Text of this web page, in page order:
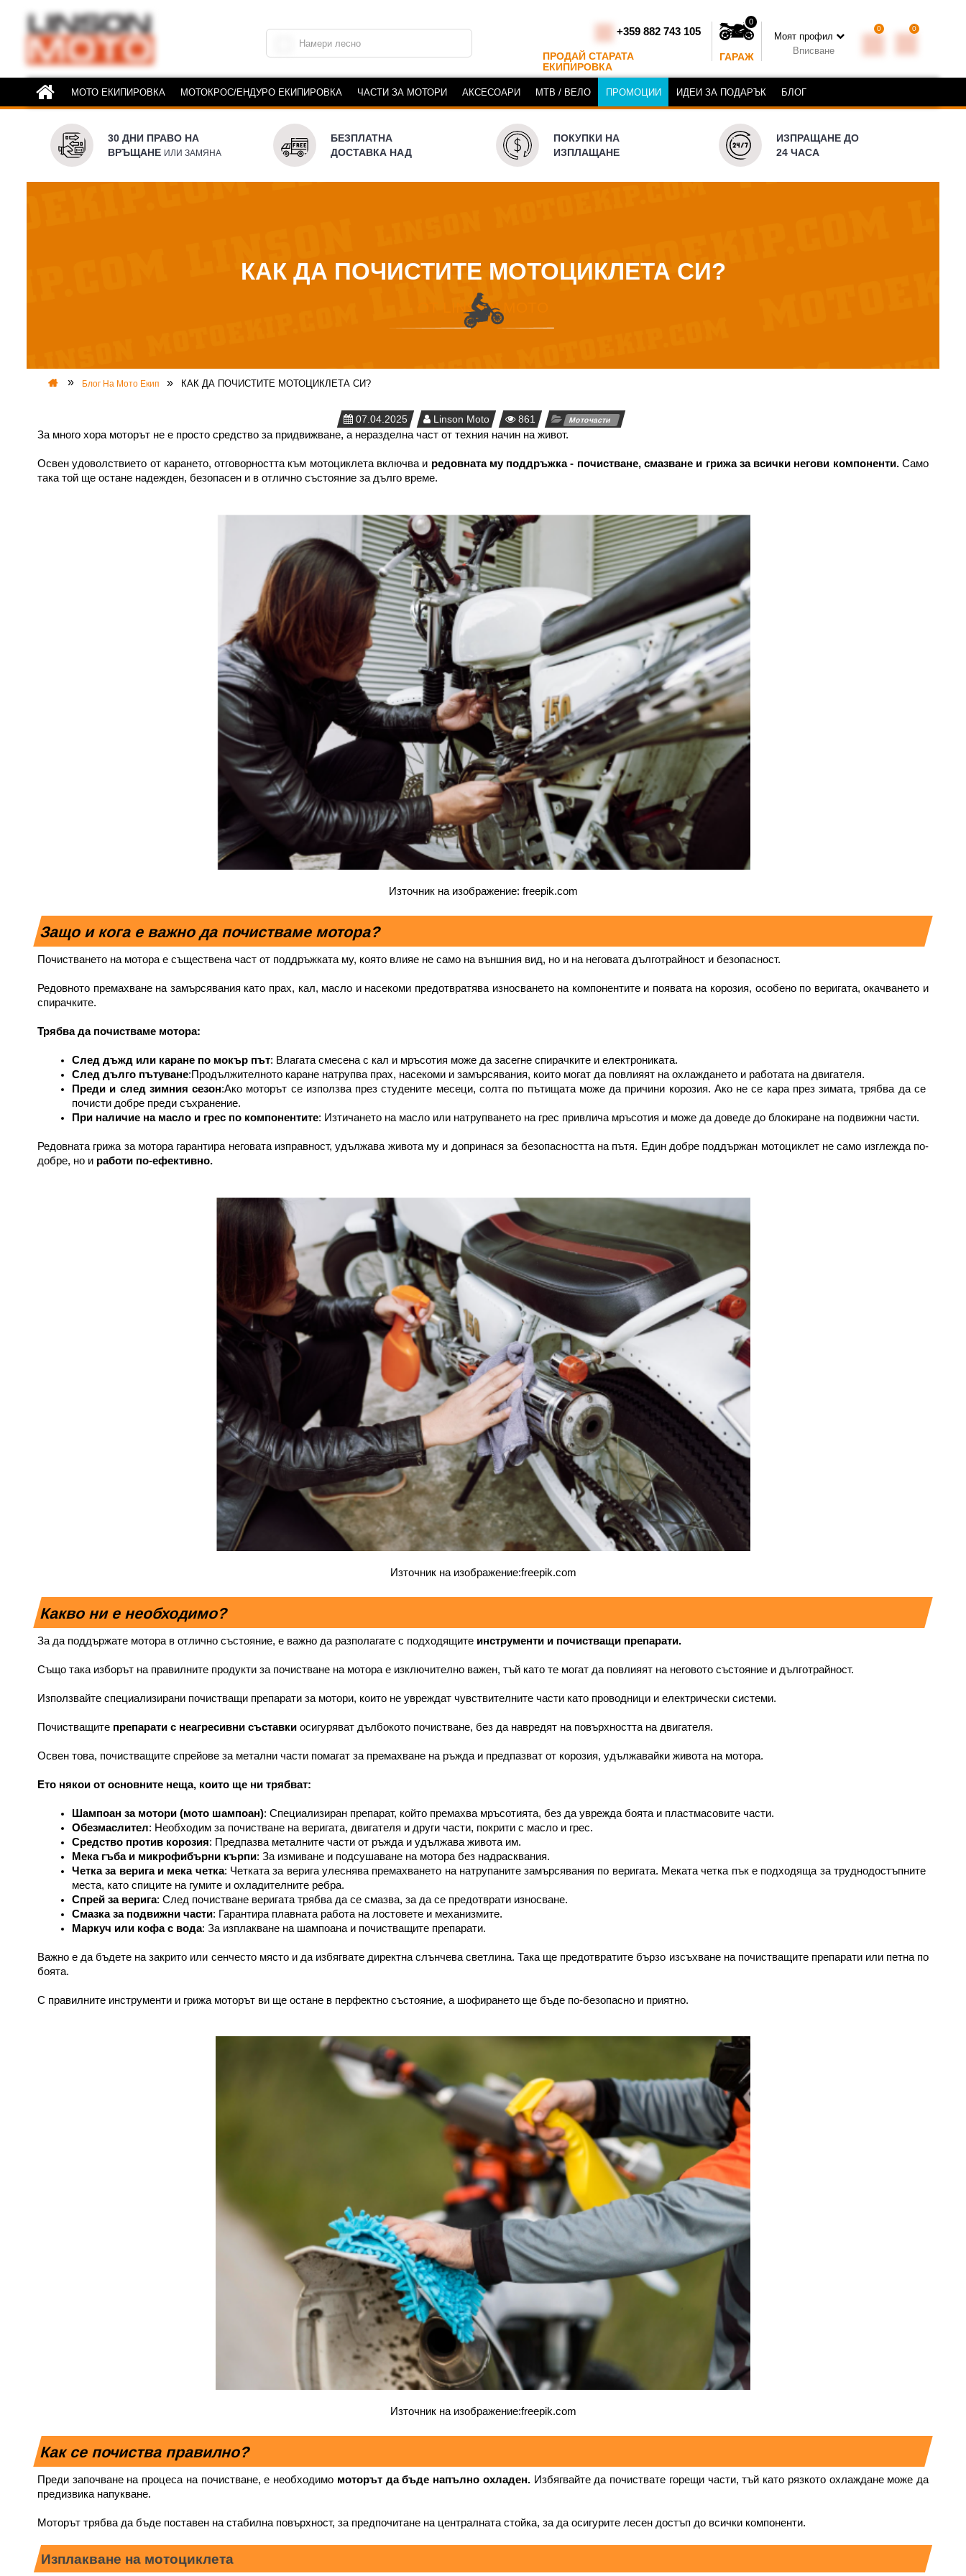
+359 882 743 105
ПРОДАЙ СТАРАТА
ЕКИПИРОВКА
0
ГАРАЖ
Моят профил
Вписване
0 0
МОТО ЕКИПИРОВКА МОТОКРОС/ЕНДУРО ЕКИПИРОВКА ЧАСТИ ЗА МОТОРИ АКСЕСОАРИ MTB / ВЕЛО ПРОМОЦИИ ИДЕИ ЗА ПОДАРЪК БЛОГ
30 ДНИ ПРАВО НА
ВРЪЩАНЕ ИЛИ ЗАМЯНА
БЕЗПЛАТНА
ДОСТАВКА НАД
ПОКУПКИ НА
ИЗПЛАЩАНЕ
ИЗПРАЩАНЕ ДО
24 ЧАСА
КАК ДА ПОЧИСТИТЕ МОТОЦИКЛЕТА СИ?
OT LINSON MOTO
Блог На Мото Екип КАК ДА ПОЧИСТИТЕ МОТОЦИКЛЕТА СИ?
07.04.2025 Linson Moto 861 Моточасти
За много хора моторът не е просто средство за придвижване, а неразделна част от техния начин на живот.
Освен удоволствието от карането, отговорността към мотоциклета включва и редовната му поддръжка - почистване, смазване и грижа за всички негови компоненти. Само
така той ще остане надежден, безопасен и в отлично състояние за дълго време.
Източник на изображение: freepik.com
Защо и кога е важно да почистваме мотора?
Почистването на мотора е съществена част от поддръжката му, която влияе не само на външния вид, но и на неговата дълготрайност и безопасност.
Редовното премахване на замърсявания като прах, кал, масло и насекоми предотвратява износването на компонентите и появата на корозия, особено по веригата, окачването и
спирачките.
Трябва да почистваме мотора:
След дъжд или каране по мокър път: Влагата смесена с кал и мръсотия може да засегне спирачките и електрониката.
След дълго пътуване:Продължителното каране натрупва прах, насекоми и замърсявания, които могат да повлияят на охлаждането и работата на двигателя.
Преди и след зимния сезон:Ако моторът се използва през студените месеци, солта по пътищата може да причини корозия. Ако не се кара през зимата, трябва да се
почисти добре преди съхранение.
При наличие на масло и грес по компонентите: Изтичането на масло или натрупването на грес привлича мръсотия и може да доведе до блокиране на подвижни части.
Редовната грижа за мотора гарантира неговата изправност, удължава живота му и допринася за безопасността на пътя. Един добре поддържан мотоциклет не само изглежда по-
добре, но и работи по-ефективно.
Източник на изображение:freepik.com
Какво ни е необходимо?
За да поддържате мотора в отлично състояние, е важно да разполагате с подходящите инструменти и почистващи препарати.
Също така изборът на правилните продукти за почистване на мотора е изключително важен, тъй като те могат да повлияят на неговото състояние и дълготрайност.
Използвайте специализирани почистващи препарати за мотори, които не увреждат чувствителните части като проводници и електрически системи.
Почистващите препарати с неагресивни съставки осигуряват дълбокото почистване, без да навредят на повърхността на двигателя.
Освен това, почистващите спрейове за метални части помагат за премахване на ръжда и предпазват от корозия, удължавайки живота на мотора.
Ето някои от основните неща, които ще ни трябват:
Шампоан за мотори (мото шампоан): Специализиран препарат, който премахва мръсотията, без да уврежда боята и пластмасовите части.
Обезмаслител: Необходим за почистване на веригата, двигателя и други части, покрити с масло и грес.
Средство против корозия: Предпазва металните части от ръжда и удължава живота им.
Мека гъба и микрофибърни кърпи: За измиване и подсушаване на мотора без надрасквания.
Четка за верига и мека четка: Четката за верига улеснява премахването на натрупаните замърсявания по веригата. Меката четка пък е подходяща за труднодостъпните
места, като спиците на гумите и охладителните ребра.
Спрей за верига: След почистване веригата трябва да се смазва, за да се предотврати износване.
Смазка за подвижни части: Гарантира плавната работа на лостовете и механизмите.
Маркуч или кофа с вода: За изплакване на шампоана и почистващите препарати.
Важно е да бъдете на закрито или сенчесто място и да избягвате директна слънчева светлина. Така ще предотвратите бързо изсъхване на почистващите препарати или петна по
боята.
С правилните инструменти и грижа моторът ви ще остане в перфектно състояние, а шофирането ще бъде по-безопасно и приятно.
Източник на изображение:freepik.com
Как се почиства правилно?
Преди започване на процеса на почистване, е необходимо моторът да бъде напълно охладен. Избягвайте да почиствате горещи части, тъй като рязкото охлаждане може да
предизвика напукване.
Моторът трябва да бъде поставен на стабилна повърхност, за предпочитане на централната стойка, за да осигурите лесен достъп до всички компоненти.
Изплакване на мотоциклета